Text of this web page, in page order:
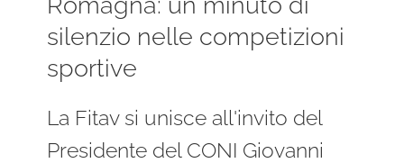
silenzio nelle competizioni
sportive
La Fitav si unisce all'invito del
Presidente del CONI Giovanni